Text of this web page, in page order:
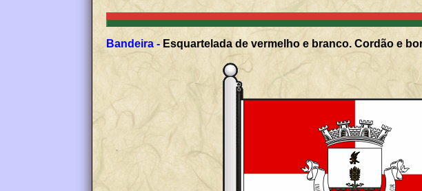
Bandeira - Esquartelada de vermelho e branco. Cordão e